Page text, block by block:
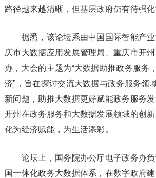
路径越来越清晰，但基层政府仍有待强化
据悉，该论坛系由中国国际智能产业
庆市大数据应用发展管理局、重庆市开
办，大会的主题为“大数据助推政务服务
济”，旨在探讨交流大数据与政务服务领
新问题，助推大数据更好赋能政务服务
开州在政务服务和大数据发展领域的创
化为经济赋能，为生活添彩。
论坛上，国务院办公厅电子政务办负
国一体化政务大数据体系，在数字政府